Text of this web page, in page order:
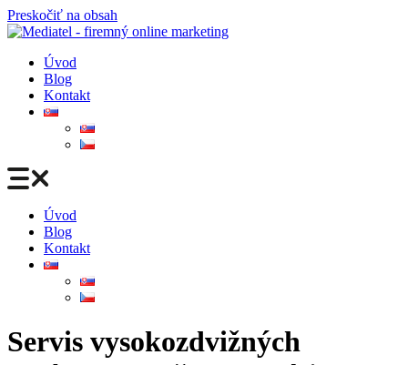
Preskočiť na obsah
Úvod
Blog
Kontakt
Úvod
Blog
Kontakt
Servis vysokozdvižných